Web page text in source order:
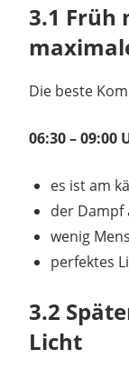
3.1 Früh
Die beste
06:30 – 09:00
es ist am
der Dampf
wenig
perfektes
3.2
Licht